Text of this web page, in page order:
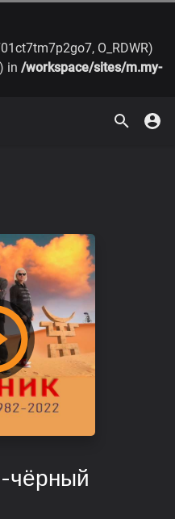
O_RDWR)
in /workspace/sites/m.my-
чёрный